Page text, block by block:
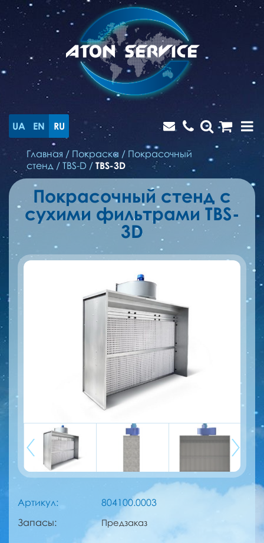
UA EN RU
Главная / Покраска / Покрасочный
стенд / TBS-D / TBS-3D
Покрасочный стенд с
сухими фильтрами TBS-
3D
Артикул:
804100.0003
Запасы:
Предзаказ